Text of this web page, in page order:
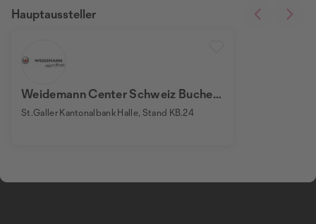
Weidemann Center Schweiz Bucher
Landtechnik AG
St.Galler Kantonalbank Halle, Stand KB.24
Hauptaussteller